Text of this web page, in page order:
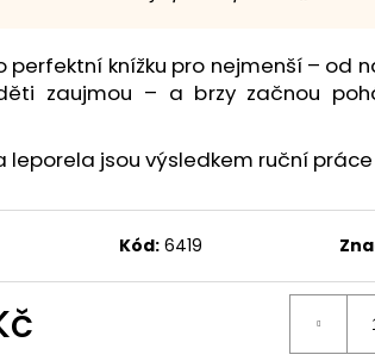
perfektní knížku pro nejmenší – od
zaujmou – a brzy začnou
leporela jsou výsledkem ruční
Kód: 6419